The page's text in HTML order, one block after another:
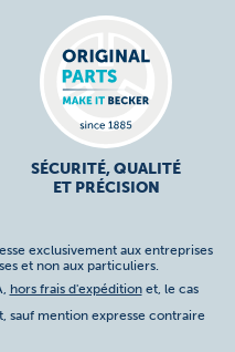
SÉCURITÉ, QUALITÉ
ET PRÉCISION
exclusivement aux entreprises
et non aux particuliers.
hors frais d'expéditionet, le cas
sauf mention expresse contraire